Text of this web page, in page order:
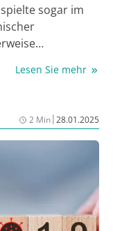
sogar im
verschoben.
von Befunden,
viele
setzt
der ePA
Lesen Sie mehr
2 Min|28.01.2025